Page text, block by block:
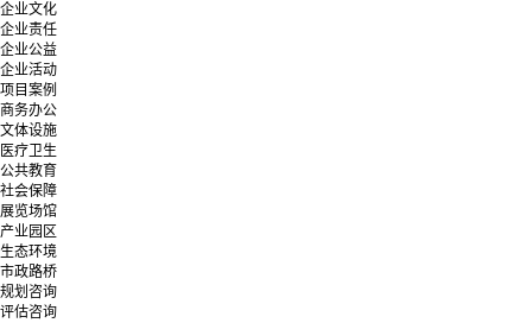
企业文化
企业责任
企业公益
企业活动
项目案例
商务办公
文体设施
医疗卫生
公共教育
社会保障
展览场馆
产业园区
生态环境
市政路桥
规划咨询
评估咨询